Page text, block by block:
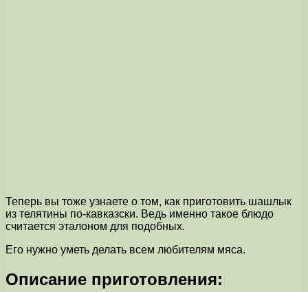
Теперь вы тоже узнаете о том, как приготовить шашлык
из телятины по-кавказски. Ведь именно такое блюдо
считается эталоном для подобных.
Его нужно уметь делать всем любителям мяса.
Описание приготовления: